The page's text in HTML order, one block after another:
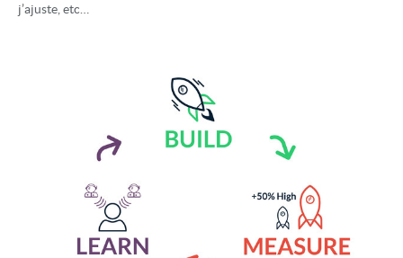
j’ajuste, etc…